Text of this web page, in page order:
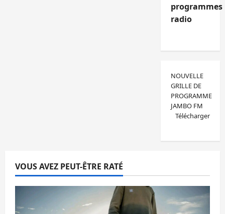
programmes
radio
NOUVELLE
GRILLE DE
PROGRAMME
JAMBO FM
Télécharger
VOUS AVEZ PEUT-ÊTRE RATÉ